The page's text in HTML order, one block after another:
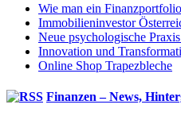
Wie man ein
Immobilieninvestor
Neue psychologische
Innovation und
Online Shop Trapezbleche
Finanzen – News,